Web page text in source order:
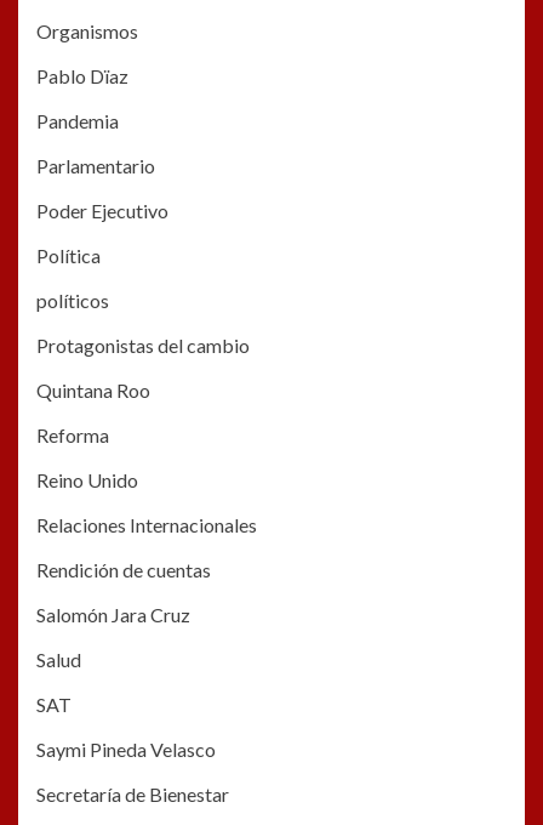
Organismos
Pablo Dïaz
Pandemia
Parlamentario
Poder Ejecutivo
Política
políticos
Protagonistas del cambio
Quintana Roo
Reforma
Reino Unido
Relaciones Internacionales
Rendición de cuentas
Salomón Jara Cruz
Salud
SAT
Saymi Pineda Velasco
Secretaría de Bienestar